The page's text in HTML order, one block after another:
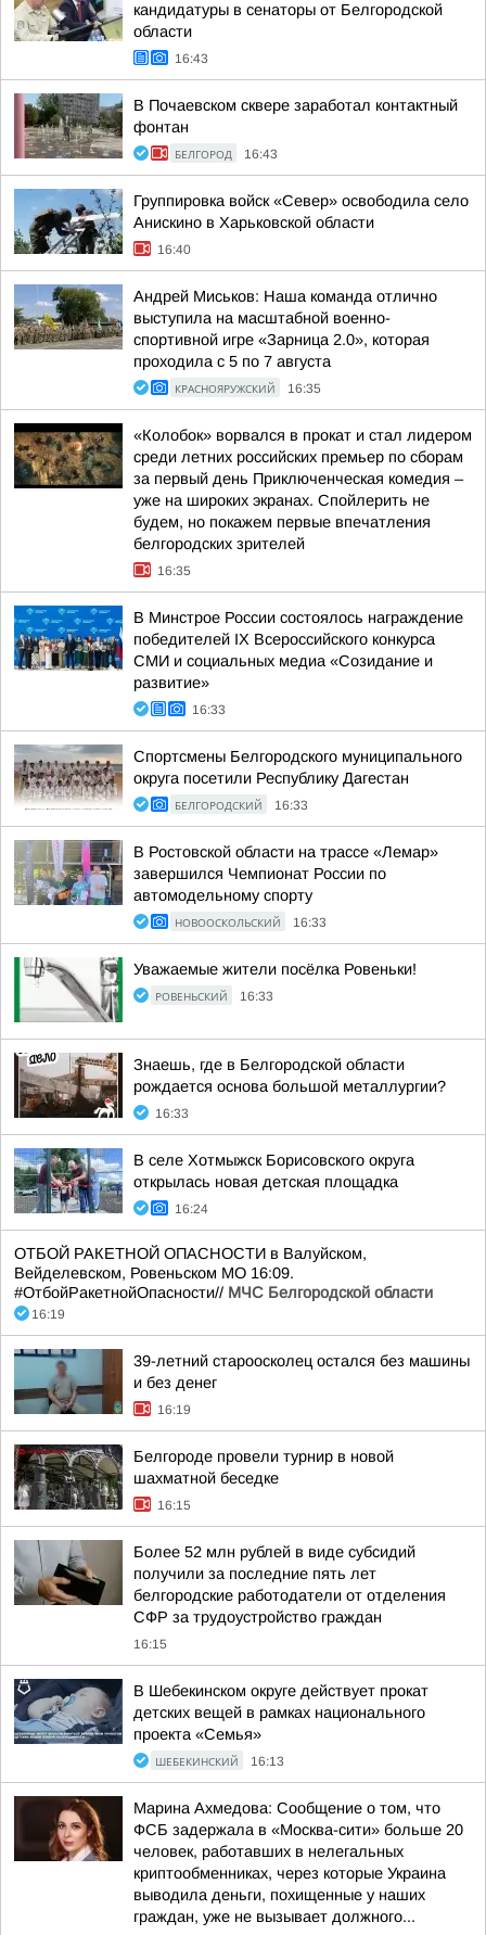
кандидатуры в сенаторы от Белгородской
области
16:43
В Почаевском сквере заработал контактный
фонтан
БЕЛГОРОД 16:43
Группировка войск «Север» освободила село
Анискино в Харьковской области
16:40
Андрей Миськов: Наша команда отлично
выступила на масштабной военно-
спортивной игре «Зарница 2.0», которая
проходила с 5 по 7 августа
КРАСНОЯРУЖСКИЙ 16:35
«Колобок» ворвался в прокат и стал лидером
среди летних российских премьер по сборам
за первый день Приключенческая комедия –
уже на широких экранах. Спойлерить не
будем, но покажем первые впечатления
белгородских зрителей
16:35
В Минстрое России состоялось награждение
победителей IX Всероссийского конкурса
СМИ и социальных медиа «Созидание и
развитие»
16:33
Спортсмены Белгородского муниципального
округа посетили Республику Дагестан
БЕЛГОРОДСКИЙ 16:33
В Ростовской области на трассе «Лемар»
завершился Чемпионат России по
автомодельному спорту
НОВООСКОЛЬСКИЙ 16:33
Уважаемые жители посёлка Ровеньки!
РОВЕНЬСКИЙ 16:33
Знаешь, где в Белгородской области
рождается основа большой металлургии?
16:33
В селе Хотмыжск Борисовского округа
открылась новая детская площадка
16:24
ОТБОЙ РАКЕТНОЙ ОПАСНОСТИ в Валуйском,
Вейделевском, Ровеньском МО 16:09.
#ОтбойРакетнойОпасности// МЧС Белгородской области
16:19
39-летний староосколец остался без машины
и без денег
16:19
Белгороде провели турнир в новой
шахматной беседке
16:15
Более 52 млн рублей в виде субсидий
получили за последние пять лет
белгородские работодатели от отделения
СФР за трудоустройство граждан
16:15
В Шебекинском округе действует прокат
детских вещей в рамках национального
проекта «Семья»
ШЕБЕКИНСКИЙ 16:13
Марина Ахмедова: Сообщение о том, что
ФСБ задержала в «Москва-сити» больше 20
человек, работавших в нелегальных
криптообменниках, через которые Украина
выводила деньги, похищенные у наших
граждан, уже не вызывает должного...